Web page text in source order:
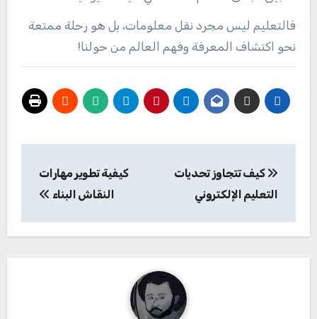
فالتعليم ليس مجرد نقل معلومات، بل هو رحلة ممتعة
نحو اكتشاف المعرفة وفهم العالم من حولنا!
المقالات
كيف تتجاوز تحديات
التعليم الإلكتروني
كيفية تطوير مهارات
النقاش البناء